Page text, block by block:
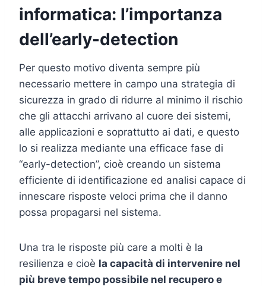
informatica: l’importanza
dell’early-detection
Per questo motivo diventa sempre più
necessario mettere in campo una strategia di
sicurezza in grado di ridurre al minimo il rischio
che gli attacchi arrivano al cuore dei sistemi,
alle applicazioni e soprattutto ai dati, e questo
lo si realizza mediante una efficace fase di
“early-detection”, cioè creando un sistema
efficiente di identificazione ed analisi capace di
innescare risposte veloci prima che il danno
possa propagarsi nel sistema.
Una tra le risposte più care a molti è la
resilienza e cioè la capacità di intervenire nel
più breve tempo possibile nel recupero e